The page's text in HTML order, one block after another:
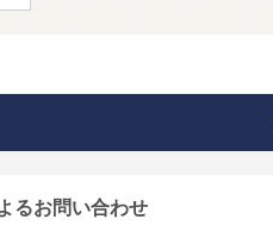
るお問い合わせ